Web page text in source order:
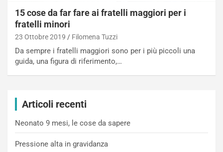
15 cose da far fare ai fratelli maggiori per i
fratelli minori
23 Ottobre 2019 Filomena Tuzzi
Da sempre i fratelli maggiori sono per i più piccoli una
guida, una figura di riferimento,…
Articoli recenti
Neonato 9 mesi, le cose da sapere
Pressione alta in gravidanza